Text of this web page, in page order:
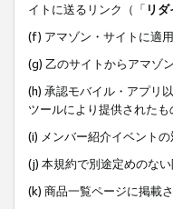
イトに送るリンク（「 リ
(f) アマゾン・サイトに適
(g) 乙のサイトからアマゾ
(h) 承認モバイル・アプリ
ツールにより提供された
(i) メンバー紹介イベント
(j) 本規約で別途定めのな
(k) 商品一覧ページに掲載